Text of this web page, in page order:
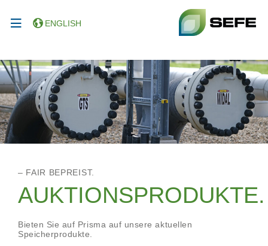
ENGLISH
– FAIR BEPREIST.
AUKTIONSPRODUKTE.
Bieten Sie auf Prisma auf unsere aktuellen
Speicherprodukte.